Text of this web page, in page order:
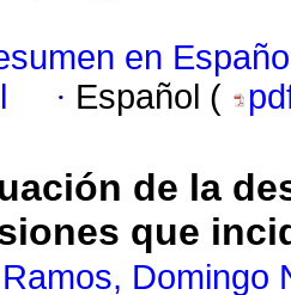
en
· Español (
de la
que
Domingo